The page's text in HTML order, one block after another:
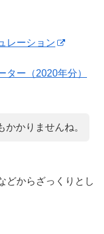
レーション
ー（2020年分）
かりませんね。
どからざっくりとし